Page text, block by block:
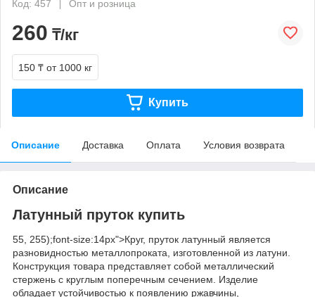
Код: 457
Опт и розница
260 ₸/кг
150 ₸ от 1000 кг
Купить
Описание Доставка Оплата Условия возврата
Описание
Латунный пруток купить
55, 255);font-size:14px">Круг, пруток латунный является
разновидностью металлопроката, изготовленной из латуни.
Конструкция товара представляет собой металлический
стержень с круглым поперечным сечением. Изделие
обладает устойчивостью к появлению ржавчины,